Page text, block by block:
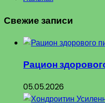
Свежие записи
Рацион
05.05.2026